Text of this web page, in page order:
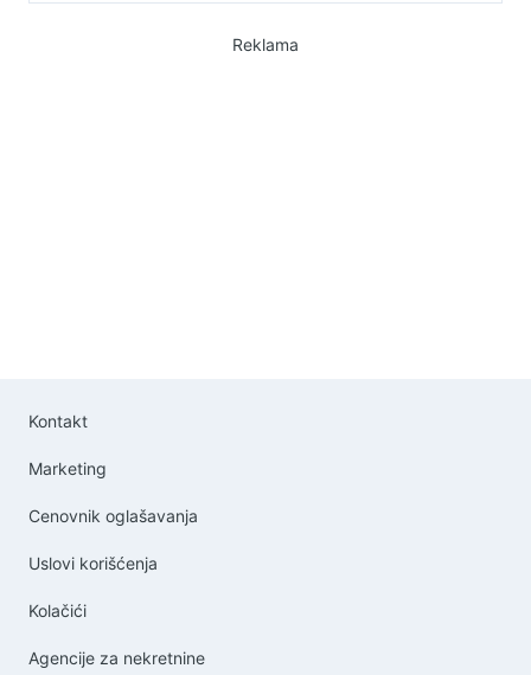
Reklama
Kontakt
Marketing
Cenovnik oglašavanja
Uslovi korišćenja
Kolačići
Agencije za nekretnine